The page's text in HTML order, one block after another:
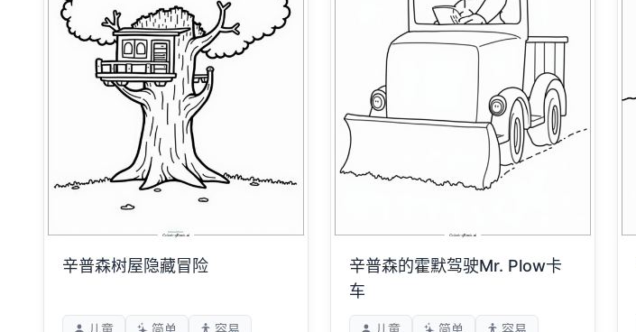
辛普森树屋隐藏冒险
儿童 简单 容易
辛普森的霍默驾驶Mr. Plow卡
车
儿童 简单 容易